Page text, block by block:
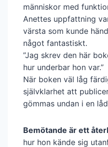
människor med
Anettes uppfattning
värsta som kunde
något fantastiskt.
”Jag skrev den här
hur underbar hon var.”
När boken väl låg
självklarhet att
gömmas undan i en
Bemötande är ett
hur hon kände sig